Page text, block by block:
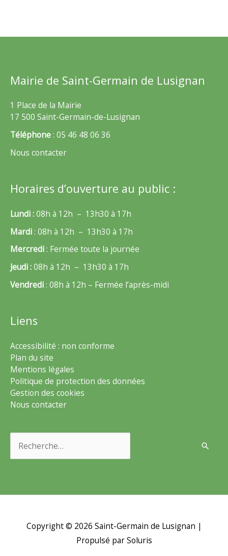
Mairie de Saint-Germain de Lusignan
1 Place de la Mairie
17 500 Saint-Germain-de-Lusignan
Téléphone: 05 46 48 06 36
Nous contacter
Horaires d’ouverture au public :
Lundi :08h à 12h – 13h30 à 17h
Mardi: 08h à 12h – 13h30 à 17h
Mercredi: Fermée toute la journée
Jeudi :08h à 12h – 13h30 à 17h
Vendredi: 08h à 12h – Fermée l’après-midi
Liens
Accessibilité : non conforme
Plan du site
Mentions légales
Politique de protection des données
Gestion des cookies
Nous contacter
Copyright © 2026 Saint-Germain de Lusignan |
Propulsé par Soluris